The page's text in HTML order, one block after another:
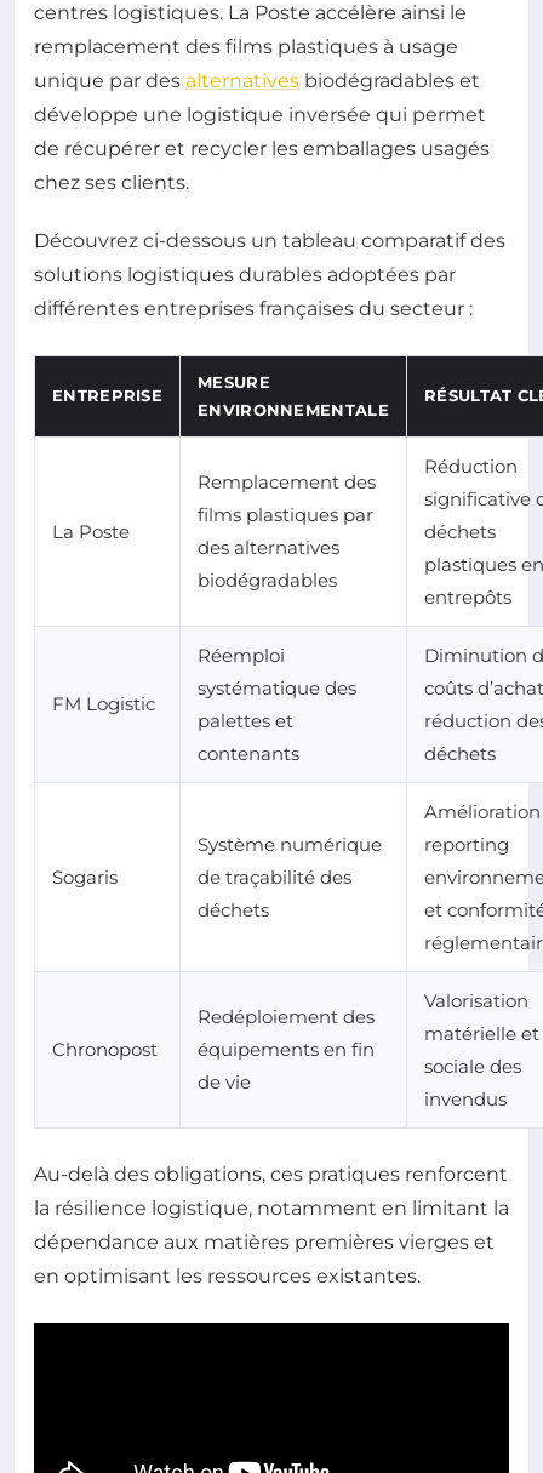
centres logistiques. La Poste accélère ainsi le
remplacement des films plastiques à usage
unique par des alternatives biodégradables et
développe une logistique inversée qui permet
de récupérer et recycler les emballages usagés
chez ses clients.
Découvrez ci-dessous un tableau comparatif des
solutions logistiques durables adoptées par
différentes entreprises françaises du secteur :
ENTREPRISE
MESURE
ENVIRONNEMENTALE
RÉSULTAT
La Poste
Remplacement des
films plastiques par
des alternatives
biodégradables
Réduction
significative
déchets
plastiques en
entrepôts
FM Logistic
Réemploi
systématique des
palettes et
contenants
Diminution
coûts
réduction
déchets
Sogaris
Système numérique
de traçabilité des
déchets
reporting
et
Chronopost
Redéploiement des
équipements en fin
de vie
Valorisation
matérielle et
sociale des
invendus
Au-delà des obligations, ces pratiques renforcent
la résilience logistique, notamment en limitant la
dépendance aux matières premières vierges et
en optimisant les ressources existantes.